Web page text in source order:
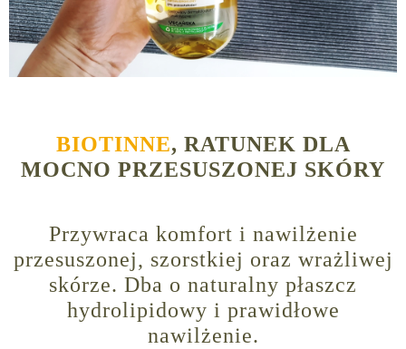
BIOTINNE, RATUNEK DLA
MOCNO PRZESUSZONEJ SKÓRY
Przywraca komfort i nawilżenie
przesuszonej, szorstkiej oraz wrażliwej
skórze. Dba o naturalny płaszcz
hydrolipidowy i prawidłowe
nawilżenie.